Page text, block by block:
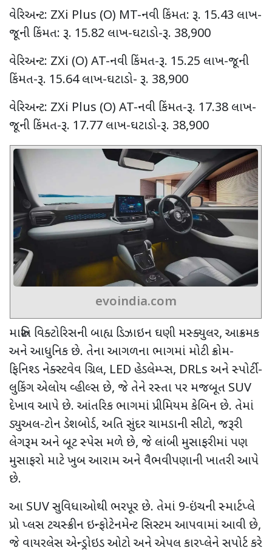
વેરિઅન્ટ: ZXi Plus (O) MT-નવી કિંમત: રૂ. 15.43 લાખ-
જૂની કિંમત: રૂ. 15.82 લાખ-ઘટાડો-રૂ. 38,900
વેરિઅન્ટ: ZXi (O) AT-નવી કિંમત-રૂ. 15.25 લાખ-જૂની
કિંમત-રૂ. 15.64લાખ-ઘટાડો- રૂ. 38,900
વેરિઅન્ટ: ZXi Plus (O) AT-નવી કિંમત-રૂ. 17.38 લાખ-
જૂની કિંમત-રૂ. 17.77 લાખ-ઘટાડો-રૂ. 38,900
evoindia.com
મારુતિ વિક્ટોરિસની બાહ્ય ડિઝાઇન ઘણી મસ્ક્યુલર, આક્રમક
અને આધુનિક છે. તેના આગળના ભાગમાં મોટી ક્રોમ-
ફિનિશ્ડ નેક્સ્ટવેવ ગ્રિલ, LED હેડલેમ્પ્સ, DRLs અને સ્પોર્ટી-
લુકિંગ એલોય વ્હીલ્સ છે, જે તેને રસ્તા પર મજબૂત SUV
દેખાવ આપે છે. આંતરિક ભાગમાં પ્રીમિયમ કેબિન છે. તેમાં
ડ્યુઅલ-ટોન ડેશબોર્ડ, અતિ સુંદર ચામડાની સીટો, જરૂરી
લેગરૂમ અને બૂટ સ્પેસ મળે છે, જે લાંબી મુસાફરીમાં પણ
મુસાફરો માટે ખુબ આરામ અને વૈભવીપણાની ખાતરી આપે
છે.
આ SUVસુવિધાઓથી ભરપૂર છે. તેમાં 9-ઇંચની સ્માર્ટપ્લે
પ્રો પ્લસ ટચસ્ક્રીન ઇન્ફોટેનમેન્ટ સિસ્ટમ આપવામાં આવી છે,
જે વાયરલેસ એન્ડ્રોઇડ ઓટો અને એપલ કારપ્લેને સપોર્ટ કરે